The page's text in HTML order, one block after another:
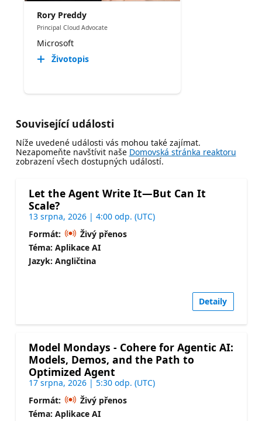
Rory Preddy
Principal Cloud Advocate
Microsoft
Životopis
Související události
Níže uvedené události vás mohou také zajímat.
Nezapomeňte navštívit naše Domovská stránka reaktoru
zobrazení všech dostupných událostí.
Let the Agent Write It—But Can It
Scale?
13 srpna, 2026 | 4:00 odp. (UTC)
Formát:
Živý přenos
Téma: Aplikace AI
Jazyk: Angličtina
Detaily
Model Mondays - Cohere for Agentic AI:
Models, Demos, and the Path to
Optimized Agent
17 srpna, 2026 | 5:30 odp. (UTC)
Formát:
Živý přenos
Téma: Aplikace AI